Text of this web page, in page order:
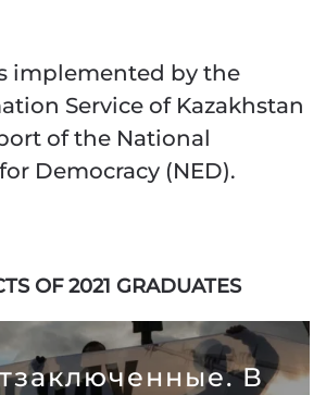
implemented by the
Service of Kazakhstan
of the National
Democracy (NED).
OF 2021 GRADUATES
В